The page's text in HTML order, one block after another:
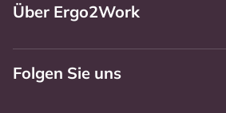
Über Ergo2Work
Folgen Sie uns